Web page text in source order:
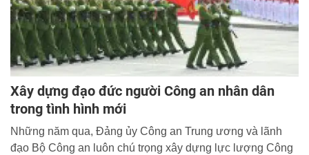
Xây dựng đạo đức người Công an nhân dân
trong tình hình mới
Những năm qua, Đảng ủy Công an Trung ương và lãnh
đạo Bộ Công an luôn chú trọng xây dựng lực lượng Công